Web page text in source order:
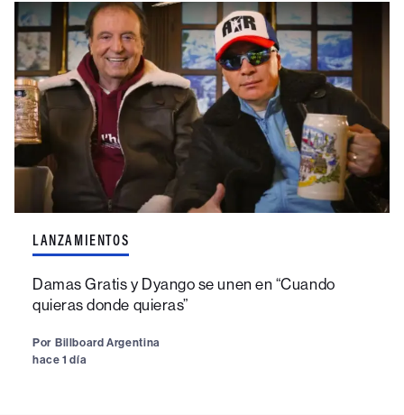
LANZAMIENTOS
Damas Gratis y Dyango se unen en “Cuando
quieras donde quieras”
Por Billboard Argentina
hace 1 día